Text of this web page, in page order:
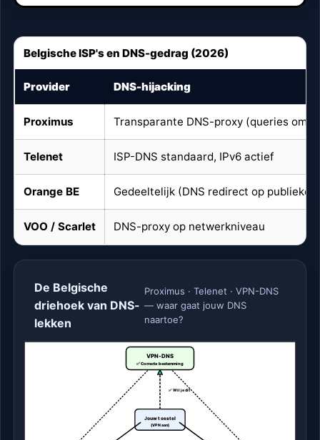
Belgische ISP's en DNS-gedrag (2026)
Provider DNS-hijacking
Proximus Transparante DNS-proxy (queries
Telenet ISP-DNS standaard, IPv6 actief
Orange BE Gedeeltelijk (DNS redirect op publieke
VOO / Scarlet DNS-proxy op netwerkniveau
De Belgische
driehoek van DNS-
lekken
Proximus · Telenet · VPN-DNS
— waar gaat jouw DNS
naartoe?
VPN-DNS
✅ Correcte bestemming
Jouw toestel
(VPN aan)
✅ Wil je dit